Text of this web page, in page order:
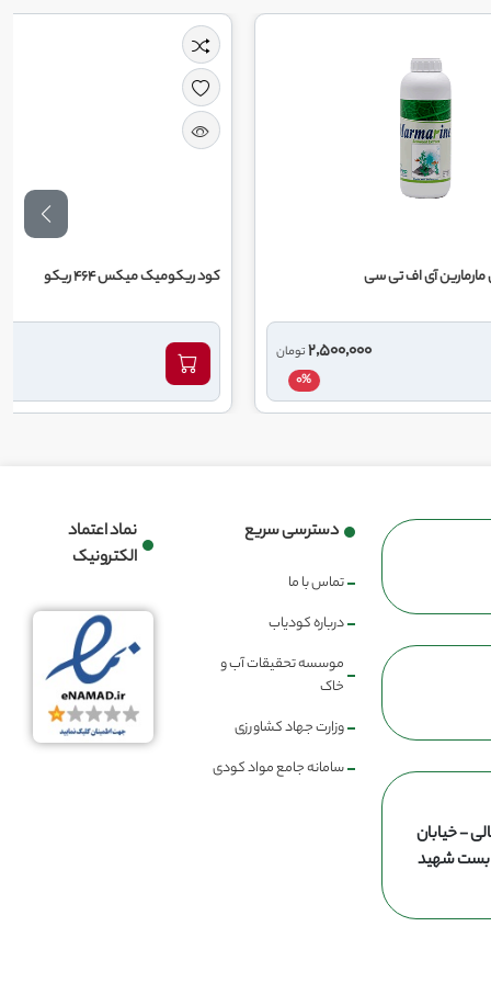
سی کود ریکومیک میکس 464 ریکو
- خیابان
بست شهید
دسترسی سریع
تماس با ما
درباره کودیاب
موسسه تحقیقات آب و
خاک
وزارت جهاد کشاورزی
سامانه جامع مواد کودی
نماد اعتماد
الکترونیک